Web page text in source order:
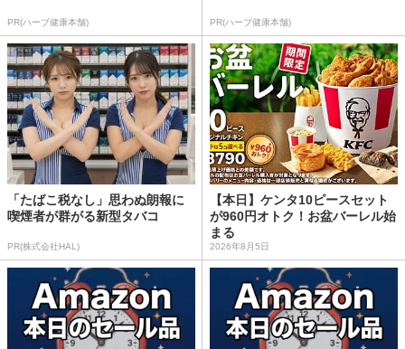
PR(ハーブ健康本舗) PR(ハーブ健康本舗)
「たばこ税なし」思わぬ朗報に
喫煙者が群がる新型タバコ
PR(株式会社HAL)
【本日】ケンタ10ピースセット
が960円オトク！お盆バーレル始
まる
2026年8月5日